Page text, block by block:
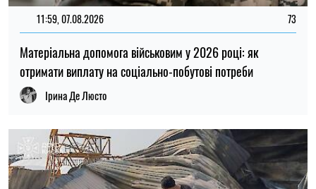
20:27, 06.08.2026
Російські удари по складах: чи чекати дефіциту товарів і
Микола Потика